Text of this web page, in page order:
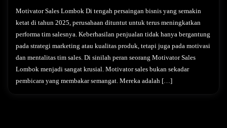
Motivator Sales Lombok Di tengah persaingan bisnis yang semakin
ketat di tahun 2025, perusahaan dituntut untuk terus meningkatkan
performa tim salesnya. Keberhasilan penjualan tidak hanya bergantung
pada strategi marketing atau kualitas produk, tetapi juga pada motivasi
dan mentalitas tim sales. Di sinilah peran seorang Motivator Sales
Lombok menjadi sangat krusial. Motivator sales bukan sekadar
pembicara yang membakar semangat. Mereka adalah […]